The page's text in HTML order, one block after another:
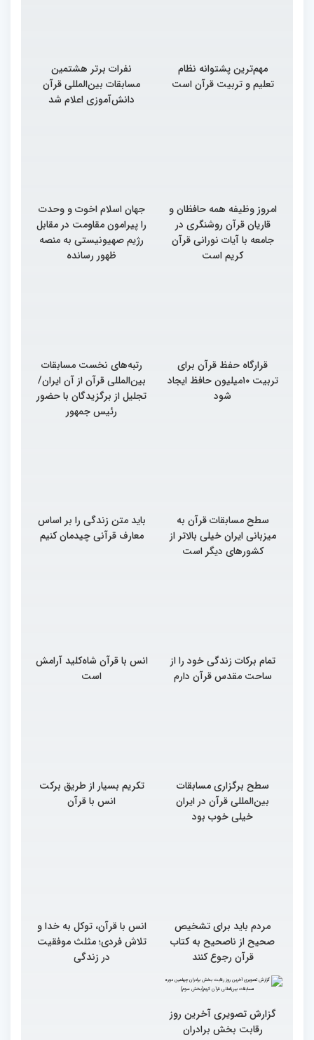
مهم‌ترین پشتوانه نظام
تعلیم و تربیت قرآن است
نفرات برتر هشتمین
مسابقات بین‌المللی قرآن
دانش‌آموزی اعلام شد
امروز وظیفه همه حافظان و
قاریان قرآن روشنگری در
جامعه با آیات نورانی قرآن
کریم است
جهان اسلام اخوت و وحدت
را پیرامون مقاومت در مقابل
رژیم صهیونیستی به منصه
ظهور رسانده
قرارگاه حفظ قرآن برای
تربیت ۱۰میلیون حافظ ایجاد
شود
رتبه‌های نخست مسابقات
بین‌المللی قرآن از آن ایران/
تجلیل از برگزیدگان با حضور
رئیس جمهور
سطح مسابقات قرآن به
میزبانی ایران خیلی بالاتر از
کشورهای دیگر است
باید متن زندگی را بر اساس
معارف قرآنی چیدمان کنیم
تمام برکات زندگی خود را از
ساحت مقدس قرآن دارم
انس با قرآن شاه‌کلید آرامش
است
سطح برگزاری مسابقات
بین‌المللی قرآن در ایران
خیلی خوب بود
تکریم بسیار از طریق برکت
انس با قرآن
مردم باید برای تشخیص
صحیح از ناصحیح به کتاب
قرآن رجوع کنند
انس با قرآن، توکل به خدا و
تلاش فردی؛ مثلث موفقیت
در زندگی